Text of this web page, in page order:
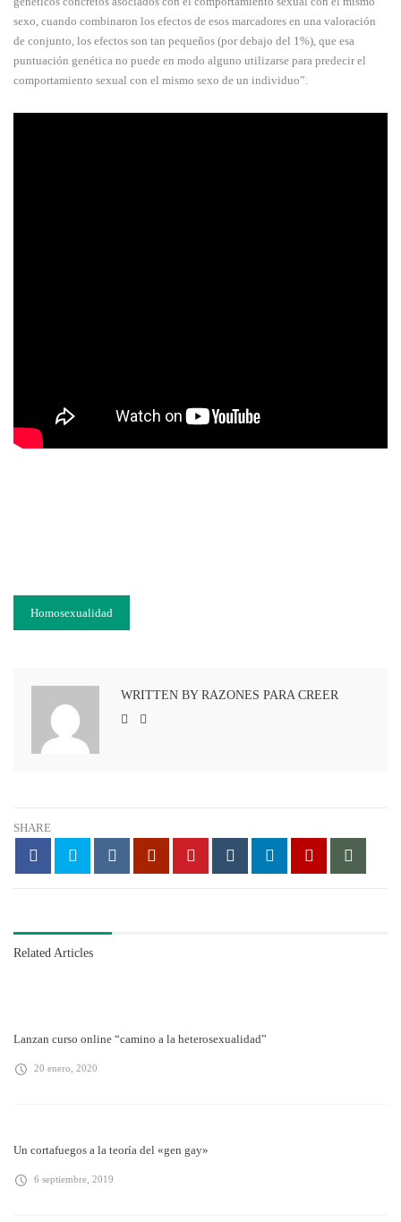
sexo, cuando combinaron los efectos de esos marcadores en una valoración
de conjunto, los efectos son tan pequeños (por debajo del 1%), que esa
puntuación genética no puede en modo alguno utilizarse para predecir el
comportamiento sexual con el mismo sexo de un individuo”.
Homosexualidad
WRITTEN BY RAZONES PARA CREER
SHARE
Related Articles
Lanzan curso online “camino a la heterosexualidad”
20 enero, 2020
Un cortafuegos a la teoría del «gen gay»
6 septiembre, 2019